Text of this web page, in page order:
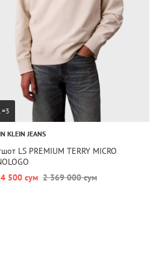
KLEIN JEANS
LS PREMIUM TERRY MICRO
500 сум 2 369 000 сум